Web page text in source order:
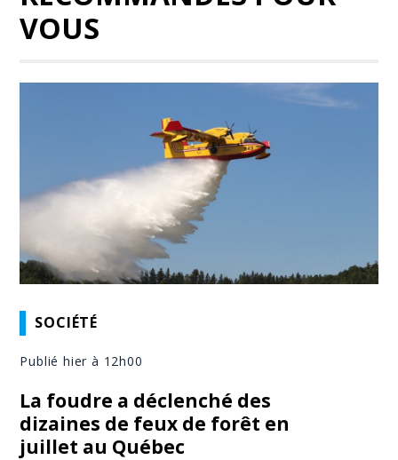
VOUS
SOCIÉTÉ
Publié hier à 12h00
La foudre a déclenché des
dizaines de feux de forêt en
juillet au Québec